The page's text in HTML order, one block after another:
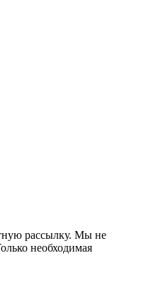
рассылку. Мы не
необходимая